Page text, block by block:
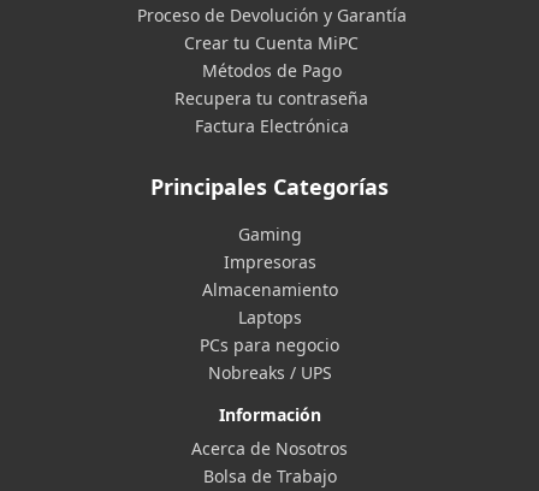
Proceso de Devolución y Garantía
Crear tu Cuenta MiPC
Métodos de Pago
Recupera tu contraseña
Factura Electrónica
Principales Categorías
Gaming
Impresoras
Almacenamiento
Laptops
PCs para negocio
Nobreaks / UPS
Información
Acerca de Nosotros
Bolsa de Trabajo